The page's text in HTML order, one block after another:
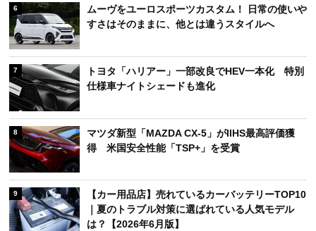
6
ムーヴをユーロスポーツカスタム！ 日常の使いや
すさはそのままに、他とは違うスタイルへ
7
トヨタ「ハリアー」一部改良でHEV一本化 特別
仕様車ナイトシェードも進化
8
マツダ新型「MAZDA CX-5」がIIHS最高評価獲
得 米国安全性能「TSP+」を受賞
9
【カー用品店】売れているカーバッテリーTOP10
｜夏のトラブル対策に選ばれている人気モデル
は？【2026年6月版】